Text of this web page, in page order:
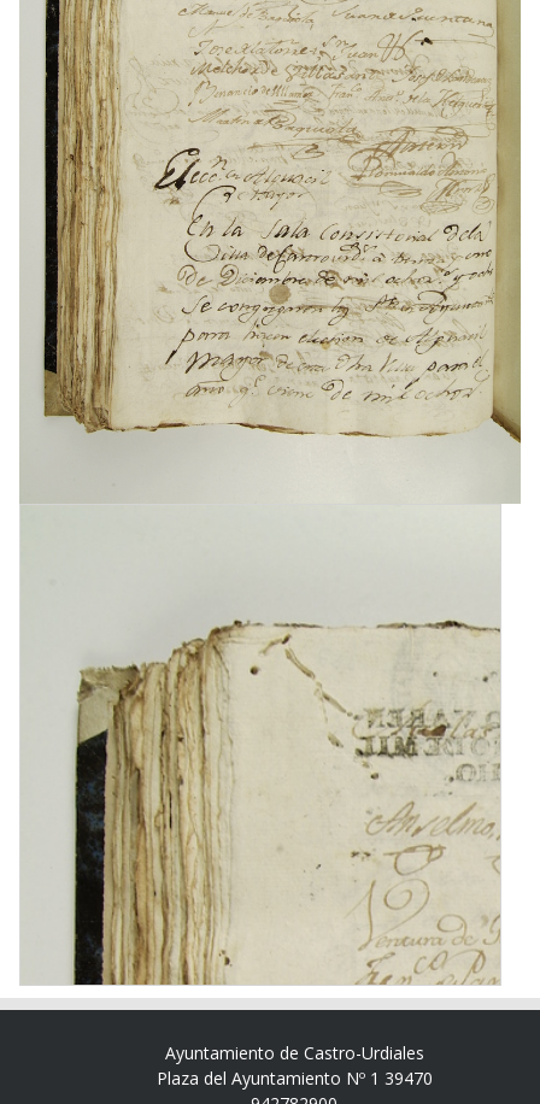
Ayuntamiento de Castro-Urdiales
Plaza del Ayuntamiento Nº 1 39470